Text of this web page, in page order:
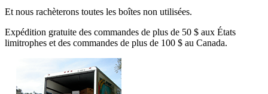
Et nous rachèterons toutes les boîtes non utilisées.
Expédition gratuite des commandes de plus de 50 $ aux États
limitrophes et des commandes de plus de 100 $ au Canada.